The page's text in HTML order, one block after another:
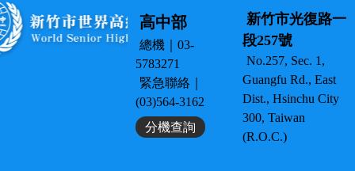
高中部
總機｜03-
5783271
緊急聯絡｜
(03)564-3162
分機查詢
新竹市光復路一
段257號
No.257, Sec. 1,
Guangfu Rd., East
Dist., Hsinchu City
300, Taiwan
(R.O.C.)